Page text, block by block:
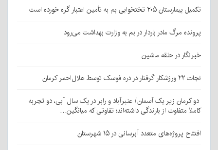
تکمیل بیمارستان ۲۰۵ تختخوابی بم به تأمین اعتبار گره خورده است
پرونده مرگ مادر باردار در بم به وزارت بهداشت می‌رود
خبرنگار در حلقه ماشین
نجات ۲۲ ورزشکار گرفتار در دره فوسک توسط هلال‌احمر کرمان
دو کرمان زیر یک آسمان/ عنبرآباد و رابر در یک سال آبی، دو تجربه
کاملاً متفاوت از بارندگی داشته‌اند؛ تفاوتی که میانگین…
افتتاح پروژه‌های متعدد آبرسانی در ۱۵ شهرستان